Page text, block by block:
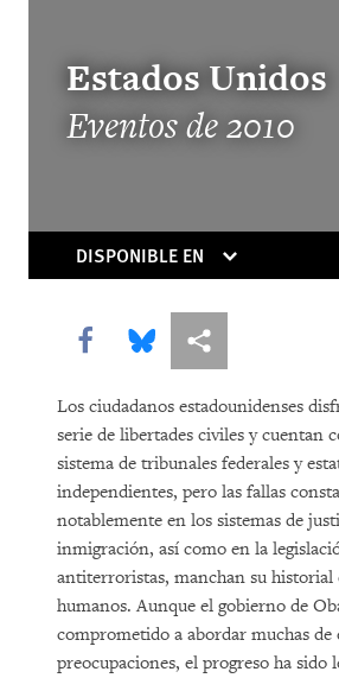
Schools as Battlegrounds
DOWNLOAD
Estados Unidos
Eventos de 2010
DISPONIBLE EN
Share this via Facebook
Share this via Bluesky
Share this via
Los ciudadanos estadounidenses
serie de libertades civiles y cuentan
sistema de tribunales federales y
independientes, pero las fallas
notablemente en los sistemas de
inmigración, así como en la
antiterroristas, manchan su historial
humanos. Aunque el gobierno de
comprometido a abordar muchas de
preocupaciones, el progreso ha sido